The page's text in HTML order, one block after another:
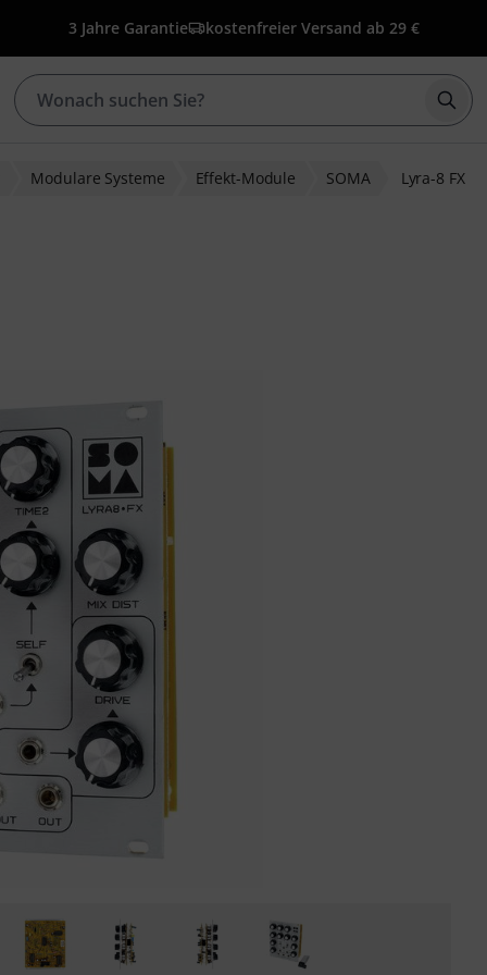
3 Jahre Garantie kostenfreier Versand ab 29 €
Modulare Systeme Effekt-Module SOMA Lyra-8 FX